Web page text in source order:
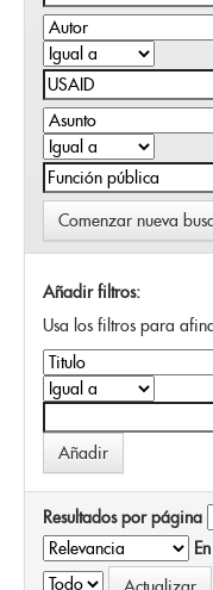
Comenzar nueva
Añadir filtros:
Usa los filtros para
Resultados por página